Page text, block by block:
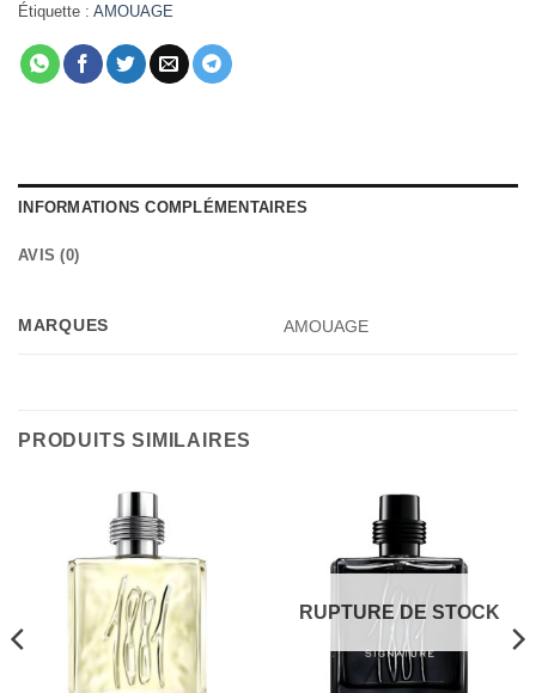
Étiquette : AMOUAGE
INFORMATIONS COMPLÉMENTAIRES
AVIS (0)
MARQUES AMOUAGE
PRODUITS SIMILAIRES
RUPTURE DE STOCK